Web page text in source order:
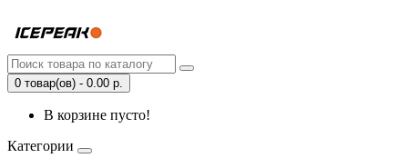
0 товар(ов) - 0.00 р.
В корзине пусто!
Категории